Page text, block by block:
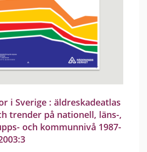
i Sverige : äldreskadeatlas
trender på nationell, läns-,
och kommunnivå 1987-